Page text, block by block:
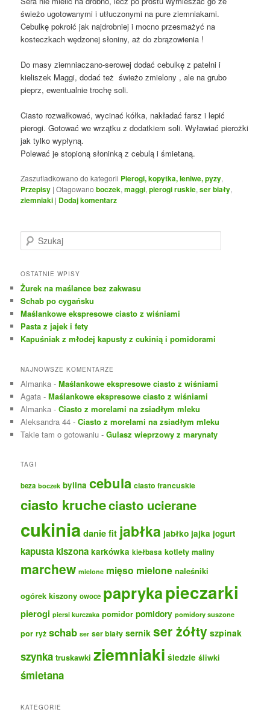
świeżo ugotowanymi i utłuczonymi na pure ziemniakami.
Cebulkę pokroić jak najdrobniej i mocno przesmażyć na
kosteczkach wędzonej słoniny, aż do zbrązowienia !
Do masy ziemniaczano-serowej dodać cebulkę z patelni i
kieliszek Maggi, dodać też świeżo zmielony , ale na grubo
pieprz, ewentualnie trochę soli.
Ciasto rozwałkować, wycinać kółka, nakładać farsz i lepić
pierogi. Gotować we wrzątku z dodatkiem soli. Wyławiać pierożki
jak tylko wypłyną.
Polewać je stopioną słoninką z cebulą i śmietaną.
Zaszufladkowano do kategorii Pierogi, kopytka, leniwe, pyzy,
Przepisy |Otagowano boczek,maggi,pierogi ruskie,ser biały,
ziemniaki | Dodaj komentarz
z
k
a
j
OSTATNIE WPISY
Żurek na maślance bez zakwasu
Schab po cygańsku
Maślankowe ekspresowe ciasto z wiśniami
Pasta z jajek i fety
Kapuśniak z młodej kapusty z cukinią i pomidorami
NAJNOWSZE KOMENTARZE
Almanka -Maślankowe ekspresowe ciasto z wiśniami
Agata -Maślankowe ekspresowe ciasto z wiśniami
Almanka -Ciasto z morelami na zsiadłym mleku
Aleksandra 44 -Ciasto z morelami na zsiadłym mleku
Takie tam o gotowaniu -Gulasz wieprzowy z marynaty
TAGI
beza boczek bylina cebula ciasto francuskie
ciasto krucheciasto ucierane
cukiniadanie fit jabłka jabłko jajka jogurt
kapusta kiszona karkówka kiełbasa kotlety maliny
marchew mielone mięso mielone naleśniki
ogórek kiszony owoce paprykapieczarki
pierogi piersi kurczaka pomidor pomidory pomidory suszone
por ryż schab ser ser biały sernik ser żółty szpinak
szynka truskawki ziemniaki śledzie śliwki
śmietana
KATEGORIE